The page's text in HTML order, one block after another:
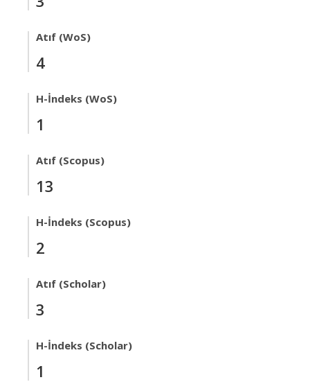
Atıf (WoS)
4
H-İndeks (WoS)
1
Atıf (Scopus)
13
H-İndeks (Scopus)
2
Atıf (Scholar)
3
H-İndeks (Scholar)
1